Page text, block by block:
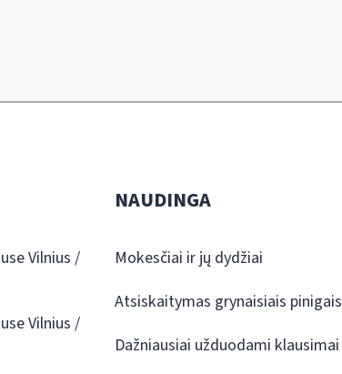
Vilnius /
Vilnius /
NAUDINGA
Mokesčiai ir jų dydžiai
Atsiskaitymas grynaisiais pinigais
Dažniausiai užduodami klausimai